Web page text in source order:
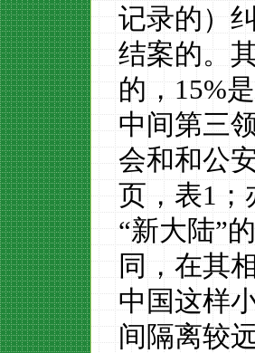
记录的）
结案的。
的，15%
中间第三
会和和公
页，表1；
“新大陆”
同，在其
中国这样
间隔离较